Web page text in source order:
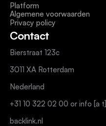
Platform
Algemene voorwaarden
Privacy policy
Contact
Bierstraat 123c
3011 XA Rotterdam
Nederland
+31 10 322 02 00 or info [a t]
backlink.nl